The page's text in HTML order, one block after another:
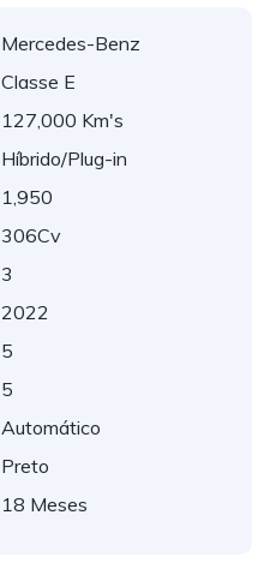
Mercedes-Benz
Classe E
127,000 Km's
Híbrido/Plug-in
1,950
306Cv
3
2022
5
5
Automático
Preto
18 Meses